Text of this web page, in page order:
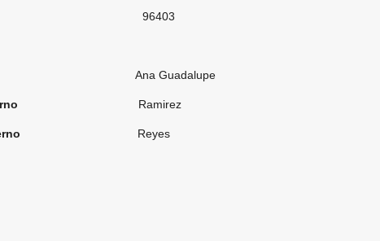
Guadalupe
Ramirez
Reyes